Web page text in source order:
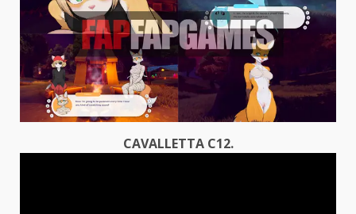
CAVALLETTA C12.